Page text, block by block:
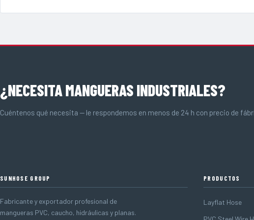
¿NECESITA MANGUERAS INDUSTRIALES?
Cuéntenos qué necesita — le respondemos en menos de 24 h con precio de
SUNHOSE GROUP
Fabricante y exportador profesional de
mangueras PVC, caucho, hidráulicas y planas.
PRODUCTOS
Layflat Hose